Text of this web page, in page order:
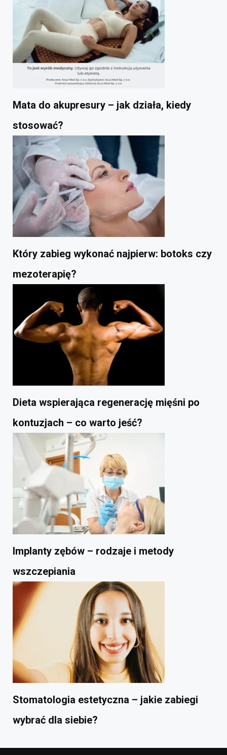
Mata do akupresury – jak działa, kiedy
stosować?
Który zabieg wykonać najpierw: botoks czy
mezoterapię?
Dieta wspierająca regenerację mięśni po
kontuzjach – co warto jeść?
Implanty zębów – rodzaje i metody
wszczepiania
Stomatologia estetyczna – jakie zabiegi
wybrać dla siebie?